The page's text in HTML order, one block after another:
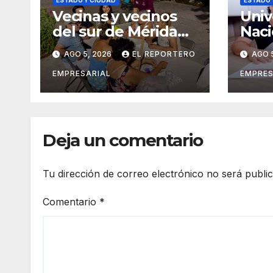
Vecinas y vecinos
del sur de Mérida
impulsan la
recuperación de
espacios
comunitarios
AGO 5, 2026 EL REPORTERO
EMPRESARIAL
AGO
Deja un comentario
Tu dirección de correo electrónico no será
Comentario *